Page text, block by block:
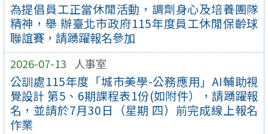
為提倡員工正當休閒活動，調劑身心及培養團隊
精神，舉 辦臺北市政府115年度員工休閒保齡球
聯誼賽，請踴躍報名參加
2026-07-13 人事室
公訓處115年度「城市美學-公務應用」AI輔助視
覺設計 第5、6期課程表1份(如附件），請踴躍報
名，並請於7月30日（星期 四）前完成線上報名
作業